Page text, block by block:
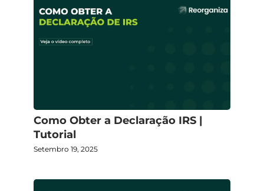
Como Obter a Declaração IRS |
Tutorial
Setembro 19, 2025